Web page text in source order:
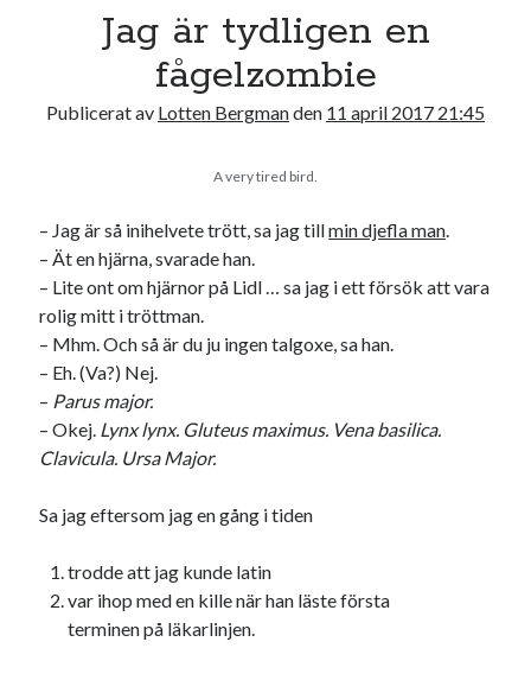
Jag är tydligen en
fågelzombie
Publicerat av Lotten Bergmanden 11 april 2017 21:45
A very tired bird.
– Jag är så inihelvete trött, sa jag tillmin djefla man.
– Ät en hjärna, svarade han.
– Lite ont om hjärnor på Lidl … sa jag i ett försök att vara
rolig mitt i tröttman.
– Mhm. Och så är du ju ingen talgoxe, sa han.
– Eh. (Va?) Nej.
– Parus major.
– Okej. Lynx lynx. Gluteus maximus. Vena basilica.
Clavicula. Ursa Major.
Sa jag eftersom jag en gång i tiden
trodde att jag kunde latin
var ihop med en kille när han läste första
terminen på läkarlinjen.